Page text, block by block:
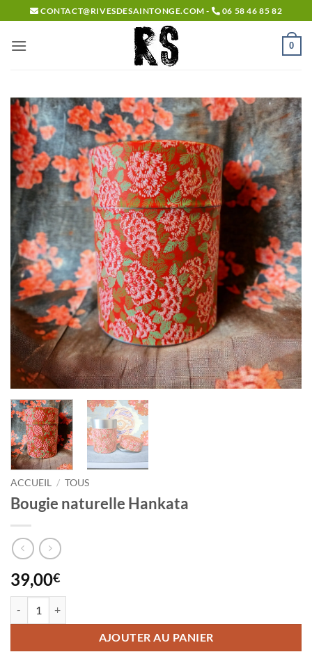
Passer
au
contenu
CONTACT@RIVESDESAINTONGE.COM - 06 58 46 85 82
0
ACCUEIL / TOUS
Bougie naturelle Hankata
39,00€
AJOUTER AU PANIER